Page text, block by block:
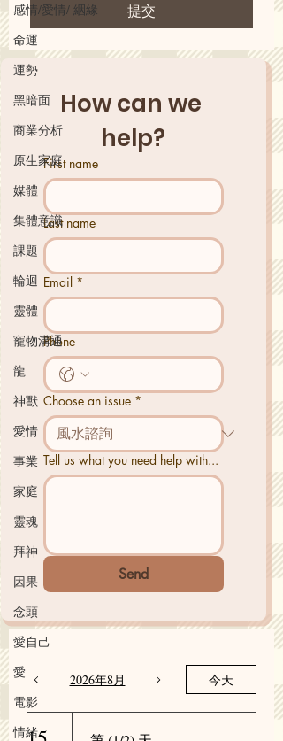
感情/愛情/ 絪緣
命運
運勢
黑暗面
商業分析
原生家庭
媒體
集體意識
課題
輪迴
靈體
寵物溝通
龍
神獸
愛情
事業
家庭
靈魂
拜神
因果
念頭
愛自己
愛
電影
情緒
提交
How can we
help?
First name
Last name
Email *
Phone
Choose an issue *
Tell us what you need help with...
Send
2026年8月 今天